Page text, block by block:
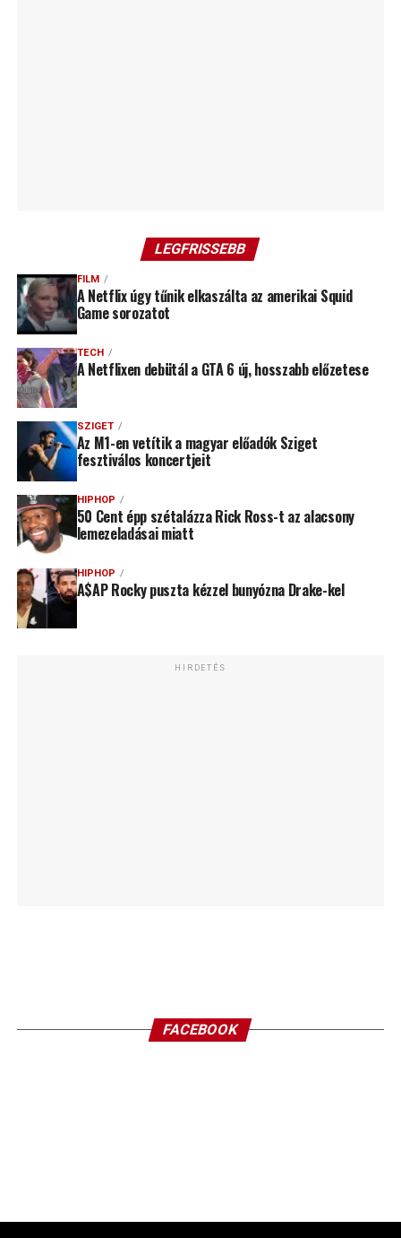
LEGFRISSEBB
FILM
A Netflix úgy tűnik elkaszálta az amerikai Squid
Game sorozatot
TECH
A Netflixen debütál a GTA 6 új, hosszabb előzetese
SZIGET
Az M1-en vetítik a magyar előadók Sziget
fesztiválos koncertjeit
HIPHOP
50 Cent épp szétalázza Rick Ross-t az alacsony
lemezeladásai miatt
HIPHOP
A$AP Rocky puszta kézzel bunyózna Drake-kel
HIRDETÉS
FACEBOOK